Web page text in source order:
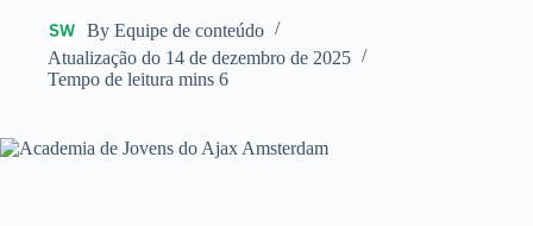
By Equipe de conteúdo
Atualização do 14 de dezembro de 2025
Tempo de leitura mins 6